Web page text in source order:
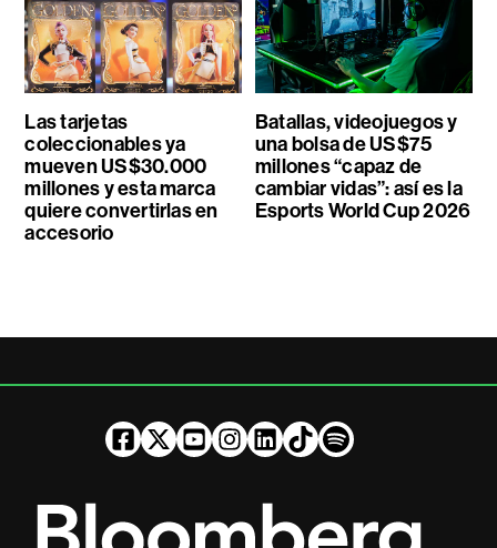
Las tarjetas
coleccionables ya
mueven US$30.000
millones y esta marca
quiere convertirlas en
accesorio
Batallas, videojuegos y
una bolsa de US$75
millones “capaz de
cambiar vidas”: así es la
Esports World Cup 2026